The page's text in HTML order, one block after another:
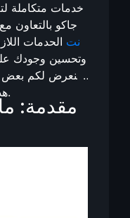
خدمات متكاملة
جاكو بالتعاون مع
نت الحدمات
وتحسين وجودك
سنعرض لكم بعض
هذا الهدف بأسلوب سهل ومبسط.